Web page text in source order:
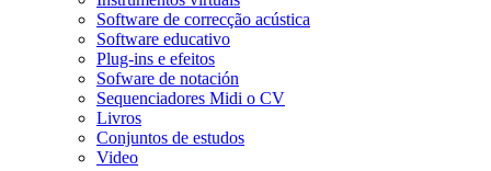
Software de correcção acústica
Software educativo
Plug-ins e efeitos
Sofware de notación
Sequenciadores Midi o CV
Livros
Conjuntos de estudos
Video